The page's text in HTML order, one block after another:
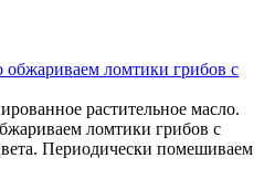
растительное масло.
ломтики грибов с
Периодически помешиваем